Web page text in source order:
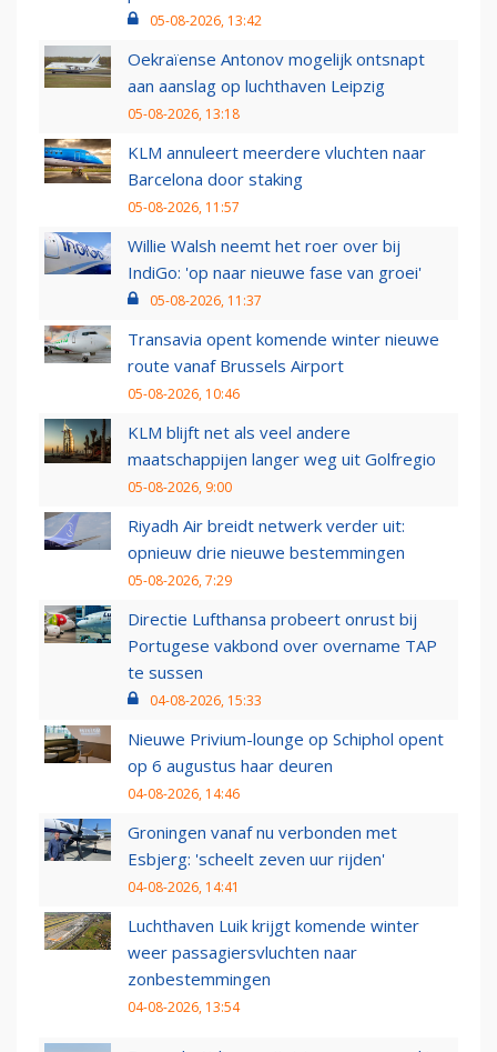
05-08-2026, 13:42
Oekraïense Antonov mogelijk ontsnapt
aan aanslag op luchthaven Leipzig
05-08-2026, 13:18
KLM annuleert meerdere vluchten naar
Barcelona door staking
05-08-2026, 11:57
Willie Walsh neemt het roer over bij
IndiGo: 'op naar nieuwe fase van groei'
05-08-2026, 11:37
Transavia opent komende winter nieuwe
route vanaf Brussels Airport
05-08-2026, 10:46
KLM blijft net als veel andere
maatschappijen langer weg uit Golfregio
05-08-2026, 9:00
Riyadh Air breidt netwerk verder uit:
opnieuw drie nieuwe bestemmingen
05-08-2026, 7:29
Directie Lufthansa probeert onrust bij
Portugese vakbond over overname TAP
te sussen
04-08-2026, 15:33
Nieuwe Privium-lounge op Schiphol opent
op 6 augustus haar deuren
04-08-2026, 14:46
Groningen vanaf nu verbonden met
Esbjerg: 'scheelt zeven uur rijden'
04-08-2026, 14:41
Luchthaven Luik krijgt komende winter
weer passagiersvluchten naar
zonbestemmingen
04-08-2026, 13:54